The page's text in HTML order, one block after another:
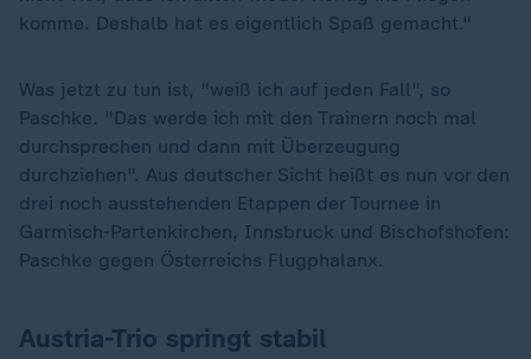
komme. Deshalb hat es eigentlich Spaß gemacht."
Was jetzt zu tun ist, "weiß ich auf jeden Fall", so
Paschke. "Das werde ich mit den Trainern noch mal
durchsprechen und dann mit Überzeugung
durchziehen". Aus deutscher Sicht heißt es nun vor den
drei noch ausstehenden Etappen der Tournee in
Garmisch-Partenkirchen, Innsbruck und Bischofshofen:
Paschke gegen Österreichs Flugphalanx.
Austria-Trio springt stabil